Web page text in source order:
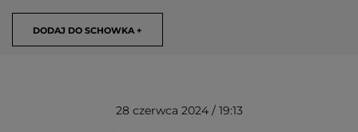
DODAJ DO SCHOWKA +
28 czerwca 2024 / 19:13